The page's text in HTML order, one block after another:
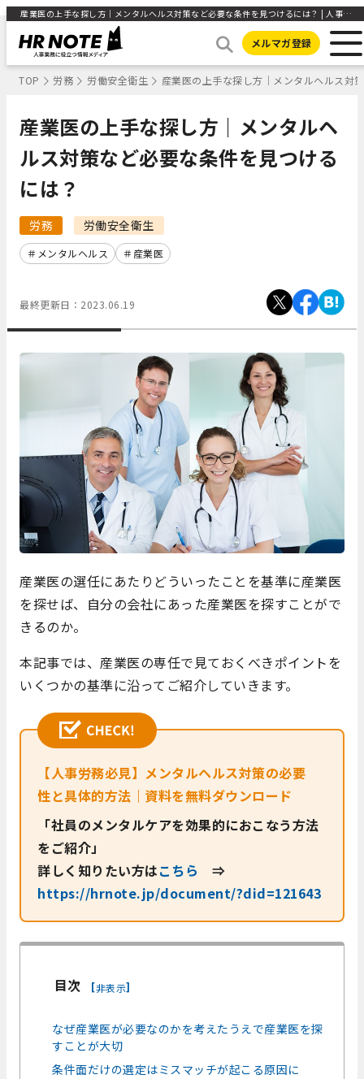
産業医の上手な探し方｜メンタルヘルス対策など必要な条件を見つけるには？ | 人事部から企業成長を応援するメディアHR NOTE
メルマガ登録
TOP 労務 労働安全衛生 産業医の上手な探し方｜メンタルヘルス対
産業医の上手な探し方｜メンタルヘ
ルス対策など必要な条件を見つける
には？
労務 労働安全衛生
メンタルヘルス 産業医
最終更新日： 2023.06.19
産業医の選任にあたりどういったことを基準に産業医
を探せば、自分の会社にあった産業医を探すことがで
きるのか。
本記事では、産業医の専任で見ておくべきポイントを
いくつかの基準に沿ってご紹介していきます。
【人事労務必見】メンタルヘルス対策の必要
性と具体的方法｜資料を無料ダウンロード
「社員のメンタルケアを効果的におこなう方法
をご紹介」
詳しく知りたい方はこちら ⇒
https://hrnote.jp/document/?did=121643
目次 [非表示]
なぜ産業医が必要なのかを考えたうえで産業医を探
すことが大切
条件面だけの選定はミスマッチが起こる原因に